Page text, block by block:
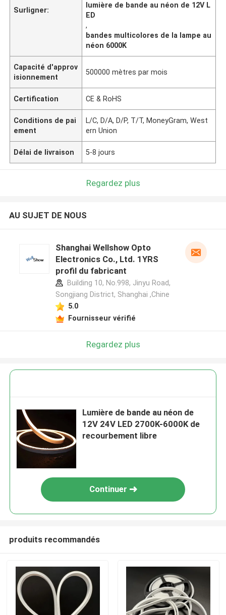
Surligner:
lumière de bande au néon de 12V L
ED
,
bandes multicolores de la lampe au
néon 6000K
Capacité d'approv
isionnement
500000 mètres par mois
Certification CE & RoHS
Conditions de pai
ement
L/C, D/A, D/P, T/T, MoneyGram, West
ern Union
Délai de livraison 5-8 jours
Regardez plus
AU SUJET DE NOUS
Shanghai Wellshow Opto
Electronics Co., Ltd. 1YRS
profil du fabricant
Building 10, No.998, Jinyu Road,
Songjiang District, Shanghai ,Chine
5.0
Fournisseur vérifié
Regardez plus
Lumière de bande au néon de
12V 24V LED 2700K-6000K de
recourbement libre
Continuer
produits recommandés